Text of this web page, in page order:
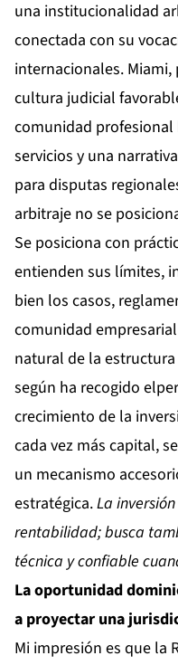
una institucionalidad
conectada con su
internacionales.
cultura judicial
comunidad
servicios y una
para disputas
arbitraje no se
Se posiciona con
entienden sus límites,
bien los casos,
comunidad
natural de la
según ha recogido
crecimiento de la
cada vez más capital,
un mecanismo
estratégica.La
rentabilidad; busca
técnica y confiable
La oportunidad
a proyectar una
Mi impresión es que la